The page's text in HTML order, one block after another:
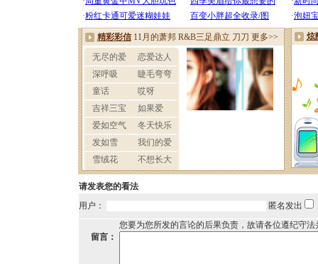
请发表您的看法
用户：
匿名发出
您要为您所发的言论的后果负责，故请各位遵纪守
留言：